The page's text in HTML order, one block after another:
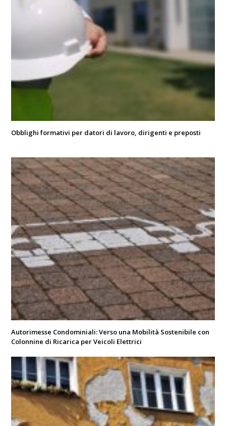
Obblighi formativi per datori di lavoro, dirigenti e preposti
Autorimesse Condominiali: Verso una Mobilità Sostenibile con
Colonnine di Ricarica per Veicoli Elettrici